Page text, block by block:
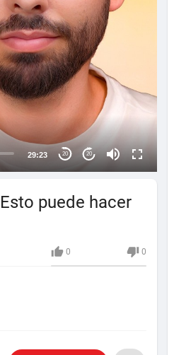
29:23 20 20
puede hacer
0 0